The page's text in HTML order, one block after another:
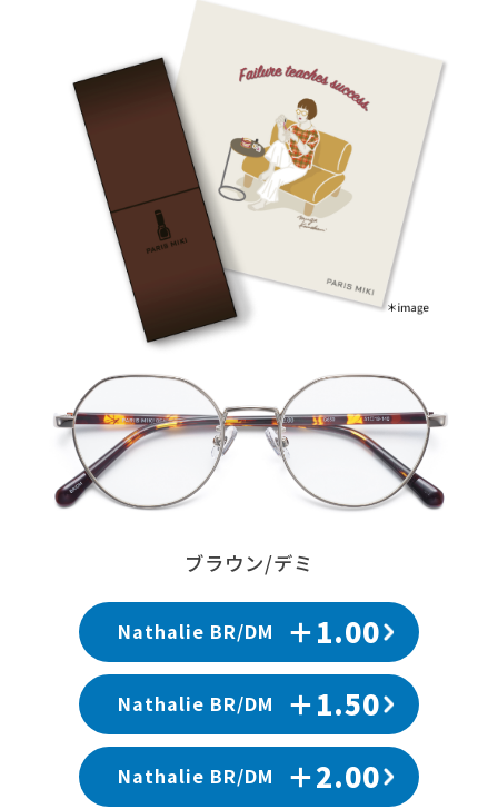
ブラウン/デミ
Nathalie BR/DM ＋1.00
Nathalie BR/DM ＋1.50
Nathalie BR/DM ＋2.00